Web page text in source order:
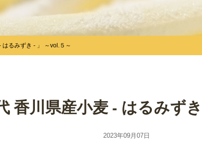
はるみずき - 」 ～vol.５～
香川県産小麦 - はるみず
2023年09月07日